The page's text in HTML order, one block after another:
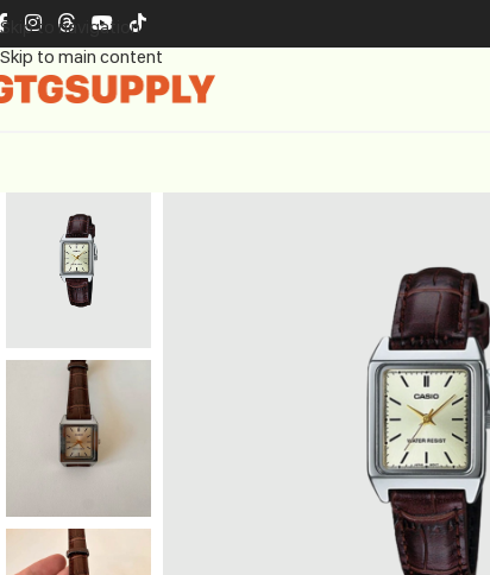
Skip to navigation
Skip to main content